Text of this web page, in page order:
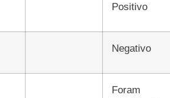
Positivo
Negativo
Foram